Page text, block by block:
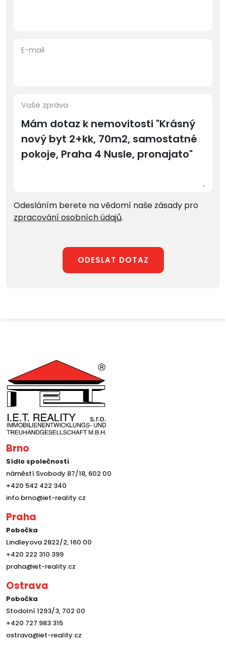
E-mail
Vaše zpráva
Odesláním berete na vědomí naše zásady pro
zpracování osobních údajů.
ODESLAT DOTAZ
Brno
Sídlo společnosti
náměstí Svobody 87/18, 602 00
+420 542 422 340
info.brno@iet-reality.cz
Praha
Pobočka
Lindleyova 2822/2, 160 00
+420 222 310 399
praha@iet-reality.cz
Ostrava
Pobočka
Stodolní 1293/3, 702 00
+420 727 983 315
ostrava@iet-reality.cz